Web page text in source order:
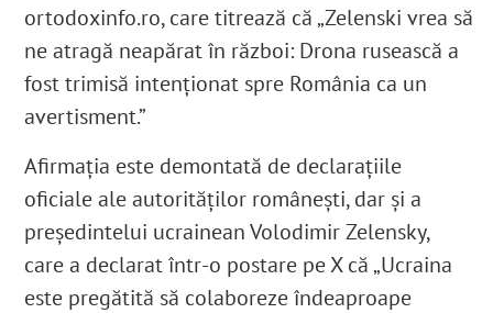
ortodoxinfo.ro, care titrează că „Zelenski vrea să
ne atragă neapărat în război: Drona rusească a
fost trimisă intenționat spre România ca un
avertisment.”
Afirmația este demontată de declarațiile
oficiale ale autorităților românești, dar și a
președintelui ucrainean Volodimir Zelensky,
care a declarat într-o postare pe X că „Ucraina
este pregătită să colaboreze îndeaproape